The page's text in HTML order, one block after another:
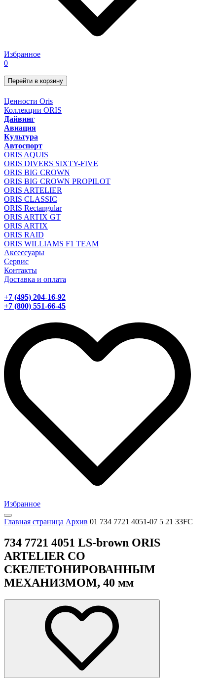
Избранное
0
Перейти в корзину
Ценности Oris
Коллекции ORIS
Дайвинг
Авиация
Культура
Автоспорт
ORIS AQUIS
ORIS DIVERS SIXTY-FIVE
ORIS BIG CROWN
ORIS BIG CROWN PROPILOT
ORIS ARTELIER
ORIS CLASSIC
ORIS Rectangular
ORIS ARTIX GT
ORIS ARTIX
ORIS RAID
ORIS WILLIAMS F1 TEAM
Аксессуары
Сервис
Контакты
Доставка и оплата
+7 (495) 204-16-92
+7 (800) 551-66-45
Избранное
Главная страница Архив 01 734 7721 4051-07 5 21 33FC
734 7721 4051 LS-brown ORIS
ARTELIER СО
СКЕЛЕТОНИРОВАННЫМ
МЕХАНИЗМОМ, 40 мм